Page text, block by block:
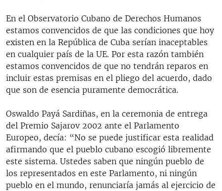
En el Observatorio Cubano de Derechos Humanos
estamos convencidos de que las condiciones que hoy
existen en la República de Cuba serían inaceptables
en cualquier país de la UE. Por esta razón también
estamos convencidos de que no tendrán reparos en
incluir estas premisas en el pliego del acuerdo, dado
que son de esencia puramente democrática.
Oswaldo Payá Sardiñas, en la ceremonia de entrega
del Premio Sajarov 2002 ante el Parlamento
Europeo, decía: “No se puede justificar esta realidad
afirmando que el pueblo cubano escogió libremente
este sistema. Ustedes saben que ningún pueblo de
los representados en este Parlamento, ni ningún
pueblo en el mundo, renunciaría jamás al ejercicio de